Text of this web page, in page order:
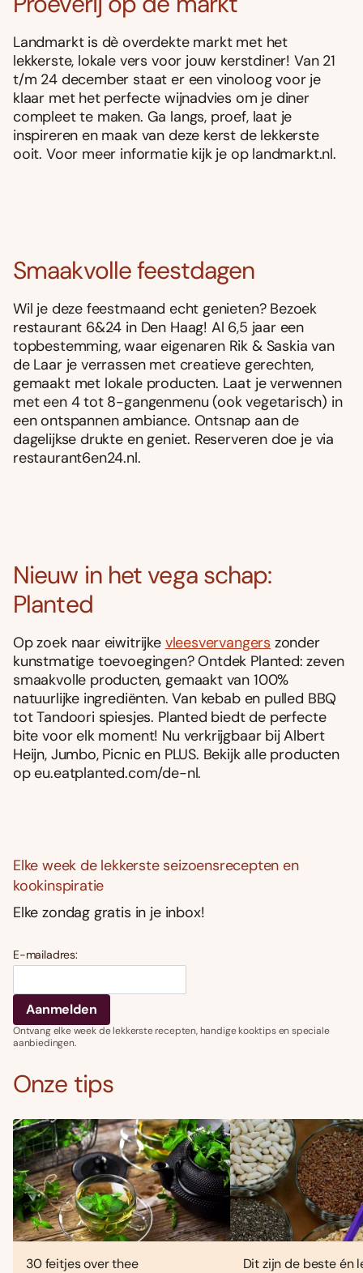
Landmarkt is dè overdekte markt met het
lekkerste, lokale vers voor jouw kerstdiner! Van 21
t/m 24 december staat er een vinoloog voor je
klaar met het perfecte wijnadvies om je diner
compleet te maken. Ga langs, proef, laat je
inspireren en maak van deze kerst de lekkerste
ooit. Voor meer informatie kijk je op landmarkt.nl.
Smaakvolle feestdagen
Wil je deze feestmaand echt genieten? Bezoek
restaurant 6&24 in Den Haag! Al 6,5 jaar een
topbestemming, waar eigenaren Rik & Saskia van
de Laar je verrassen met creatieve gerechten,
gemaakt met lokale producten. Laat je verwennen
met een 4 tot 8-gangenmenu (ook vegetarisch) in
een ontspannen ambiance. Ontsnap aan de
dagelijkse drukte en geniet. Reserveren doe je via
restaurant6en24.nl.
Nieuw in het vega schap:
Planted
Op zoek naar eiwitrijke vleesvervangers zonder
kunstmatige toevoegingen? Ontdek Planted: zeven
smaakvolle producten, gemaakt van 100%
natuurlijke ingrediënten. Van kebab en pulled BBQ
tot Tandoori spiesjes. Planted biedt de perfecte
bite voor elk moment! Nu verkrijgbaar bij Albert
Heijn, Jumbo, Picnic en PLUS. Bekijk alle producten
op eu.eatplanted.com/de-nl.
Elke week de lekkerste seizoensrecepten en
kookinspiratie
Elke zondag gratis in je inbox!
E-mailadres:
Ontvang elke week de lekkerste recepten, handige kooktips en speciale
aanbiedingen.
Onze tips
30 feitjes over thee
Dit zijn de beste én